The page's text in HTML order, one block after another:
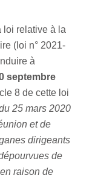
loi relative à la
(loi n° 2021-
à
septembre
8 de cette loi
25 mars 2020
et de
dirigeants
de
raison de